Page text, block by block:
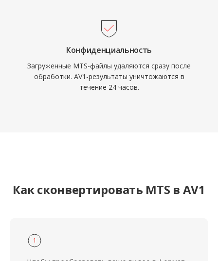
Конфиденциальность
Загруженные MTS-файлы удаляются сразу после
обработки. AV1-результаты уничтожаются в
течение 24 часов.
Как сконвертировать MTS в AV1
1